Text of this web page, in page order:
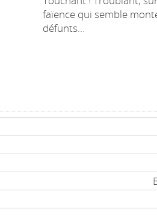
faïence qui semble
défunts...